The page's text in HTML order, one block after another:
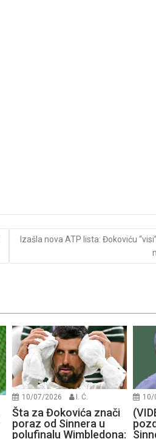
Izašla nova ATP lista: Đokoviću
10/07/2026 I. Ć.
Šta za Đokovića znači
poraz od Sinnera u
polufinalu Wimbledona:
10/